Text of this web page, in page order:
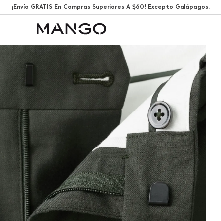
¡Envío GRATIS En Compras Superiores A $60! Excepto Galápagos.